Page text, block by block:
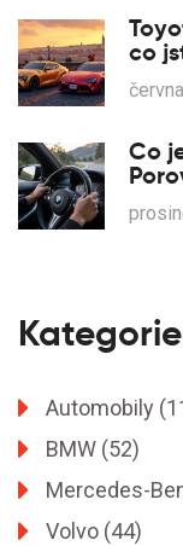
co
Co
Kategorie
Automobily
BMW (52)
Mercedes-
Volvo (44)